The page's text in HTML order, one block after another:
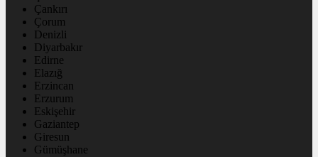
Çankırı
Çorum
Denizli
Diyarbakır
Edirne
Elazığ
Erzincan
Erzurum
Eskişehir
Gaziantep
Giresun
Gümüşhane